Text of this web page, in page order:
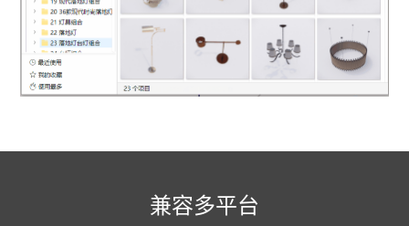
兼容多平台